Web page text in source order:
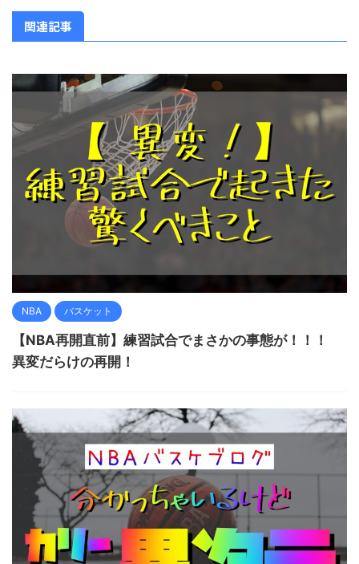
関連記事
NBA バスケット
【NBA再開直前】練習試合でまさかの事態が！！！
異変だらけの再開！